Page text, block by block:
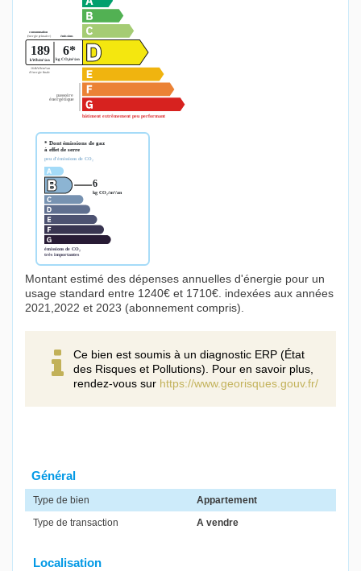
Montant estimé des dépenses annuelles d'énergie pour un
usage standard entre 1240€ et 1710€. indexées aux années
2021,2022 et 2023 (abonnement compris).
Ce bien est soumis à un diagnostic ERP (État
des Risques et Pollutions). Pour en savoir plus,
rendez-vous sur https://www.georisques.gouv.fr/
Général
Type de bien
Appartement
Type de transaction
A vendre
Localisation